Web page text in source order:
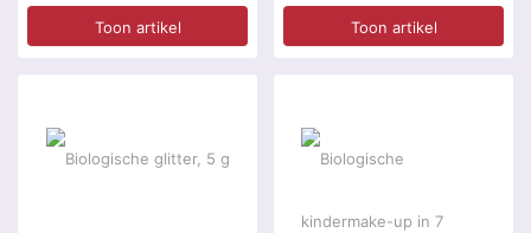
Toon artikel Toon artikel